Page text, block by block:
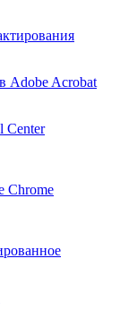
Adobe Acrobat
Center
Chrome